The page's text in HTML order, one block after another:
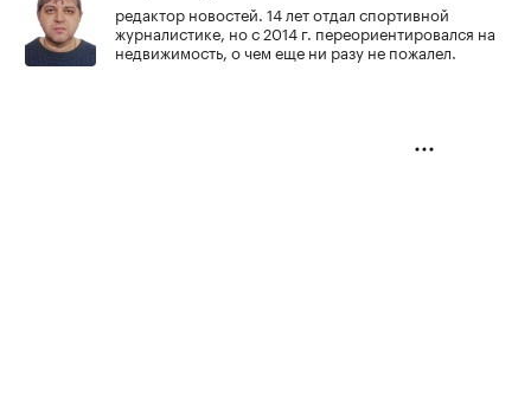
редактор новостей. 14 лет отдал спортивной
журналистике, но с 2014 г. переориентировался на
недвижимость, о чем еще ни разу не пожалел.